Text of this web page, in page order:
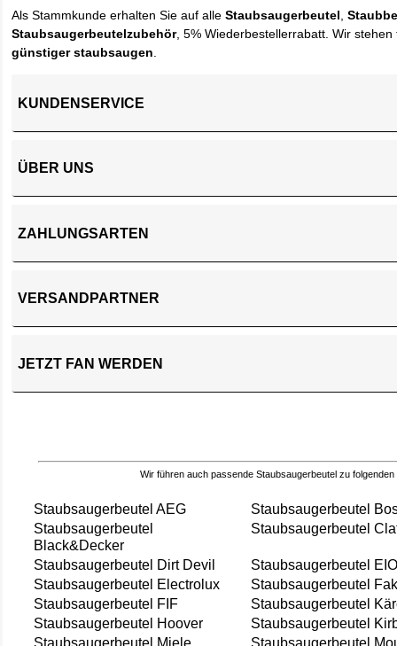
Als Stammkunde erhalten Sie auf alleStaubsaugerbeutel,
Staubsaugerbeutelzubehör, 5% Wiederbestellerrabatt. Wir
günstiger staubsaugen.
KUNDENSERVICE
ÜBER UNS
ZAHLUNGSARTEN
VERSANDPARTNER
JETZT FAN WERDEN
Wir führen auch passende Staubsaugerbeutel zu folgenden
Staubsaugerbeutel AEG
Staubsaugerbeutel
Staubsaugerbeutel
Black&Decker
Staubsaugerbeutel
Staubsaugerbeutel Dirt Devil
Staubsaugerbeutel
Staubsaugerbeutel Electrolux
Staubsaugerbeutel
Staubsaugerbeutel FIF
Staubsaugerbeutel
Staubsaugerbeutel Hoover
Staubsaugerbeutel
Staubsaugerbeutel Miele
Staubsaugerbeutel